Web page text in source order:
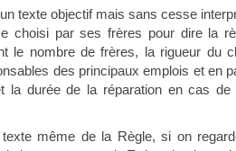
texte objectif mais sans cesse
choisi par ses frères pour dire la
le nombre de frères, la rigueur du
des principaux emplois et en
la durée de la réparation en cas de
même de la Règle, si on